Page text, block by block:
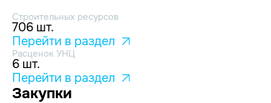
Строительных ресурсов
706 шт.
Перейти в раздел
Расценок УНЦ
6 шт.
Перейти в раздел
Закупки